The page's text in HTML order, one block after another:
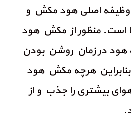
اصلی هود مکش و
است. منظور از مکش هود
هود در زمان روشن بودن
هرچه مکش هود
بیشتری را جذب و از